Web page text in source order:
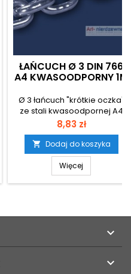
ŁAŃCUCH Ø 3 DIN 766
A4 KWASOODPORNY 1M
Ø 3 łańcuch "krótkie oczka"
ze stali kwasoodpornej A4
szerokość wewnętrzna oczka
16 wysokość wewnętrzna
oczka 3,6 cena za odcinek 1
metr
Cena
8,83 zł
 Dodaj do koszyka
Więcej

